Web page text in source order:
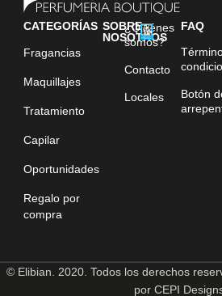
CATEGORÍAS
Fragancias
Maquillajes
Tratamiento
Capilar
Oportunidades
Regalo por
compra
SOBRE
NOSOTROS
¿Quiénes
somos?
Contacto
Locales
FAQ
Botón
© Elibian. 2020. Todos los derechos
por CEPI